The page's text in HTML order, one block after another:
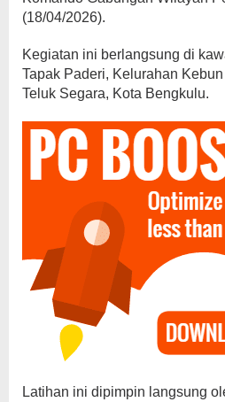
(18/04/2026).
Kegiatan ini berlangsung di
Tapak Paderi, Kelurahan
Teluk Segara, Kota Bengkulu.
Latihan ini dipimpin langsung